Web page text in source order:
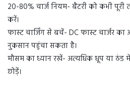
20-80% चार्ज नियम- बैटरी को कभी पूरी
करें।
फास्ट चार्जिंग से बचें- DC फास्ट चार्जर
नुकसान पहुंचा सकता है।
मौसम का ध्यान रखें- अत्यधिक धूप या
छोड़ें।